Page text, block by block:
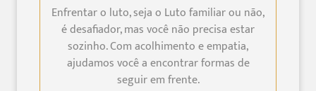
Enfrentar o luto, seja o Luto familiar ou não,
é desafiador, mas você não precisa estar
sozinho. Com acolhimento e empatia,
ajudamos você a encontrar formas de
seguir em frente.